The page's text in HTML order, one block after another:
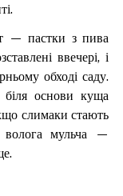
— пастки з пива
ввечері, і
обході саду.
основи куща
слимаки стають
мульча —